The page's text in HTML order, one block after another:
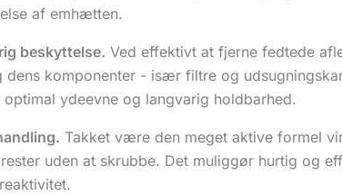
af emhætten.
beskyttelse. Ved effektivt at fjerne fedtede
dens komponenter - især filtre og
ydeevne og langvarig holdbarhed.
Takket være den meget aktive formel
uden at skrubbe. Det muliggør hurtig og